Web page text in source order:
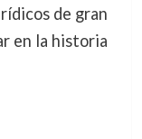
de gran
en la historia